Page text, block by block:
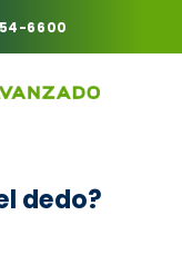
6600
dedo?